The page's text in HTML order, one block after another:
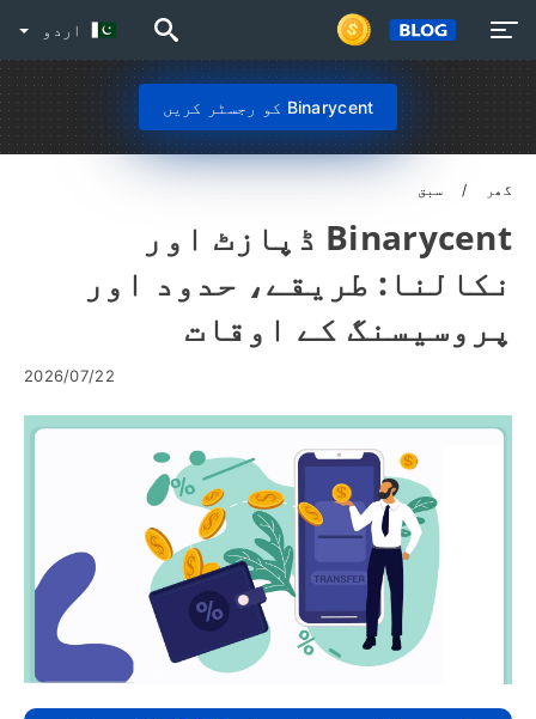
اردو
Binarycent کو رجسٹر کریں
گھر سبق
Binarycent ڈپازٹ اور
نکالنا: طریقے، حدود اور
پروسیسنگ کے اوقات
2026/07/22